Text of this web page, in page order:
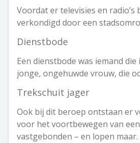
Voordat er televisies en
verkondigd door een
Dienstbode
Een dienstbode was iemand
jonge, ongehuwde vrouw, die
Trekschuit jager
Ook bij dit beroep ontstaan er
voor het voortbewegen van
vastgebonden – en lopen maar.